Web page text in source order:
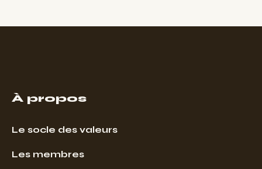
À propos
Le socle des valeurs
Les membres